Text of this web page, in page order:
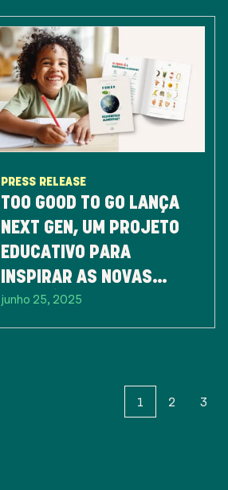
PRESS RELEASE
TOO GOOD TO GO LANÇA
NEXT GEN, UM PROJETO
EDUCATIVO PARA
INSPIRAR AS NOVAS
GERAÇÕES NA LUTA
CONTRA O DESPERDÍCIO
junho 25, 2025
1 2 3